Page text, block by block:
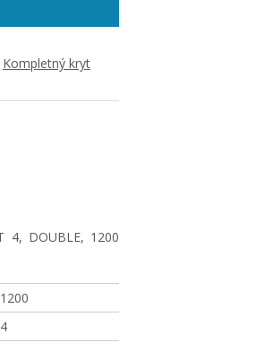
Kompletný kryt
4, DOUBLE, 1200
1200
4